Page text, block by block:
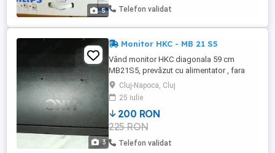
5
tuner digital: DVB-T, DVB-C, tip ecran:
Telefon validat
3
Monitor HKC - MB 21 S5
Vând monitor HKC diagonala 59 cm
MB21S5, prevăzut cu alimentator , fara
suport, in perfecta stare de functionare
Cluj-Napoca, Cluj
25 iulie
200 RON
225 RON
Telefon validat